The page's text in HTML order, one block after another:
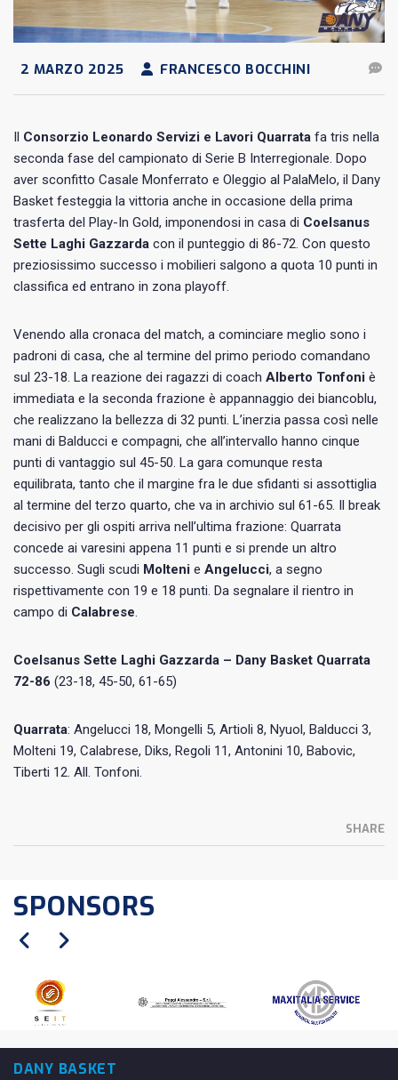
2 MARZO 2025 FRANCESCO BOCCHINI
Il Consorzio Leonardo Servizi e Lavori Quarrata fa tris nella
seconda fase del campionato di Serie B Interregionale. Dopo
aver sconfitto Casale Monferrato e Oleggio al PalaMelo, il Dany
Basket festeggia la vittoria anche in occasione della prima
trasferta del Play-In Gold, imponendosi in casa di Coelsanus
Sette Laghi Gazzarda con il punteggio di 86-72. Con questo
preziosissimo successo i mobilieri salgono a quota 10 punti in
classifica ed entrano in zona playoff.
Venendo alla cronaca del match, a cominciare meglio sono i
padroni di casa, che al termine del primo periodo comandano
sul 23-18. La reazione dei ragazzi di coach Alberto Tonfoni è
immediata e la seconda frazione è appannaggio dei biancoblu,
che realizzano la bellezza di 32 punti. L’inerzia passa così nelle
mani di Balducci e compagni, che all’intervallo hanno cinque
punti di vantaggio sul 45-50. La gara comunque resta
equilibrata, tanto che il margine fra le due sfidanti si assottiglia
al termine del terzo quarto, che va in archivio sul 61-65. Il break
decisivo per gli ospiti arriva nell’ultima frazione: Quarrata
concede ai varesini appena 11 punti e si prende un altro
successo. Sugli scudi Molteni e Angelucci, a segno
rispettivamente con 19 e 18 punti. Da segnalare il rientro in
campo di Calabrese.
Coelsanus Sette Laghi Gazzarda – Dany Basket Quarrata
72-86 (23-18, 45-50, 61-65)
Quarrata: Angelucci 18, Mongelli 5, Artioli 8, Nyuol, Balducci 3,
Molteni 19, Calabrese, Diks, Regoli 11, Antonini 10, Babovic,
Tiberti 12. All. Tonfoni.
SHARE
SPONSORS
DANY BASKET